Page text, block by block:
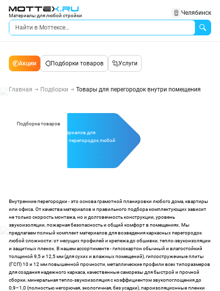
Материалы для любой стройки Челябинск
Акции Подборки товаров Услуги
Главная Подборки Товары для перегородок внутри помещения
Подборка товаров
Полный комплект материалов для
возведения каркасных перегородок любой
Внутренние перегородки - это основа грамотной планировки любого дома, квартиры
или офиса. От качества материалов и правильного подбора комплектующих зависит
не только скорость монтажа, но и долговечность конструкции, уровень
звукоизоляции, пожарная безопасность и общий комфорт в помещениях. Мы
предлагаем полный комплект материалов для возведения каркасных перегородок
любой сложности: от несущих профилей и крепежа до обшивки, тепло-звукоизоляции
и защитных пленок. В нашем ассортименте - гипсокартон обычный и влагостойкий
толщиной 9,5 и 12,5 мм (для сухих и влажных помещений), гипсостружечные плиты
(ГСП) 10 и 12 мм повышенной прочности, металлические профили всех типоразмеров
для создания надежного каркаса, качественные саморезы для быстрой и прочной
сборки, минеральная тепло-звукоизоляция с коэффициентом звукопоглощения до
0,9–1,0 (полностью негорючая, экологичная, без усадки), пароизоляционные пленки